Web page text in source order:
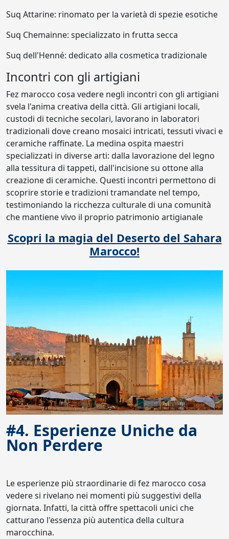
Suq Attarine: rinomato per la varietà di spezie esotiche
Suq Chemainne: specializzato in frutta secca
Suq dell'Henné: dedicato alla cosmetica tradizionale
Incontri con gli artigiani
Fez marocco cosa vedere negli incontri con gli artigiani
svela l'anima creativa della città. Gli artigiani locali,
custodi di tecniche secolari, lavorano in laboratori
tradizionali dove creano mosaici intricati, tessuti vivaci e
ceramiche raffinate. La medina ospita maestri
specializzati in diverse arti: dalla lavorazione del legno
alla tessitura di tappeti, dall'incisione su ottone alla
creazione di ceramiche. Questi incontri permettono di
scoprire storie e tradizioni tramandate nel tempo,
testimoniando la ricchezza culturale di una comunità
che mantiene vivo il proprio patrimonio artigianale
Scopri la magia del Deserto del Sahara
Marocco!
#4. Esperienze Uniche da
Non Perdere
Le esperienze più straordinarie di fez marocco cosa
vedere si rivelano nei momenti più suggestivi della
giornata. Infatti, la città offre spettacoli unici che
catturano l'essenza più autentica della cultura
marocchina.